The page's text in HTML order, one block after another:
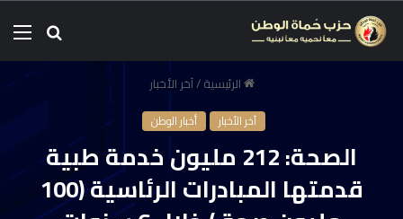
الرئيسية/آخر الأخبار
آخر الأخبار أخبار الوطن
الصحة: 212 مليون خدمة طبية
قدمتها المبادرات الرئاسية (100